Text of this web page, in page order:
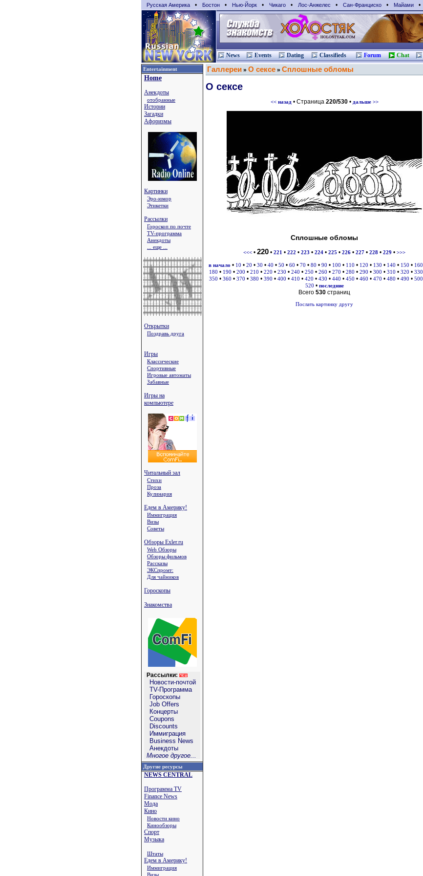
Русская Америка • Бостон • Нью-Йорк • Чикаго • Лос-Анжелес • Сан-Франциcко • Майами •
News Events Dating Classifieds Forum Chat
Entertainment
Home
Анекдоты
отобранные
Истории
Загадки
Афоризмы
Картинки
Эро-юмор
Этикетки
Рассылки
Гороскоп по почте
TV-программа
Анекдоты
... еще ...
Открытки
Поздравь друга
Игры
Классические
Спортивные
Игровые автоматы
Забавные
Игры на
компьютере
Читальный зал
Стихи
Проза
Кулинария
Едем в Америку!
Иммиграция
Визы
Советы
Обзоры Exler.ru
Web Обзоры
Обзоры фильмов
Рассказы
ЭКСпромт:
Для чайников
Гороскопы
Знакомства
Рассылки:
Новости-почтой
TV-Программа
Гороскопы
Job Offers
Концерты
Coupons
Discounts
Иммиграция
Business News
Анекдоты
Многое другое...
Другие ресурсы
NEWS CENTRAL
Программа TV
Finance News
Мода
Кино
Новости кино
Кинообзоры
Спорт
Музыка
Штаты
Едем в Америку!
Иммиграция
Визы
Галлереи » О сексе » Сплошные обломы
О сексе
<< назад• Страница 220/530• дальше >>
Сплошные обломы
<<< • 220 • 221 • 222 • 223 • 224 • 225 • 226 • 227 • 228 • 229 • >>>
в начало • 10 • 20 • 30 • 40 • 50 • 60 • 70 • 80 • 90 • 100 • 110 • 120 • 130 • 140 • 150 • 160
180 • 190 • 200 • 210 • 220 • 230 • 240 • 250 • 260 • 270 • 280 • 290 • 300 • 310 • 320 • 330
350 • 360 • 370 • 380 • 390 • 400 • 410 • 420 • 430 • 440 • 450 • 460 • 470 • 480 • 490 • 500
520 • последние
Всего 530 страниц
Послать картинку другу